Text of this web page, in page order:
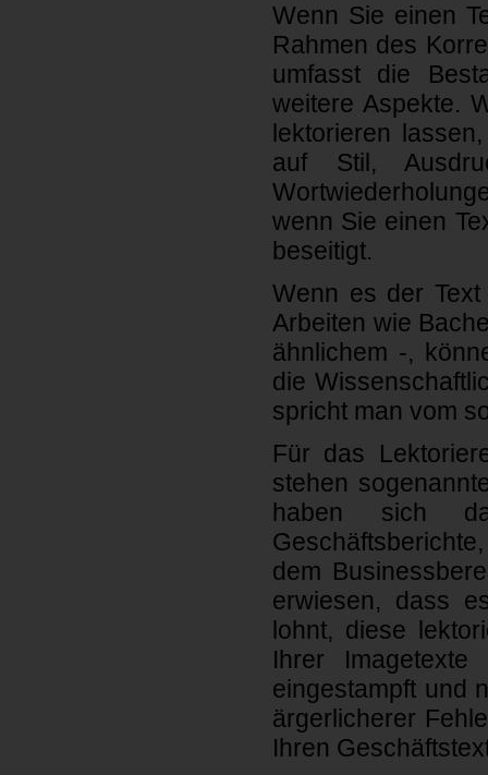
Wenn Sie einen
Rahmen des
umfasst die
weitere Aspekte.
lektorieren
auf Stil,
wenn Sie einen
beseitigt.
Wenn es der
Arbeiten wie
ähnlichem -,
die
spricht man vom
Für das
stehen
haben sich
dem
erwiesen, dass
lohnt, diese
Ihrer
eingestampft und
ärgerlicherer
Ihren